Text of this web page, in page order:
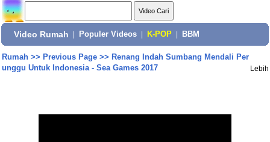
Video Rumah Populer Videos K-POP BBM
Rumah>> Previous Page>> Renang Indah Sumbang Mendali Per
unggu Untuk Indonesia - Sea Games 2017
Lebih